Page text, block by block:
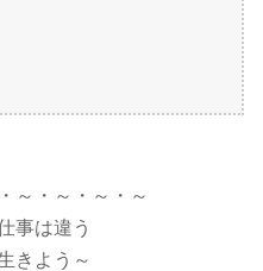
～・～・～・～
事は違う
きよう～